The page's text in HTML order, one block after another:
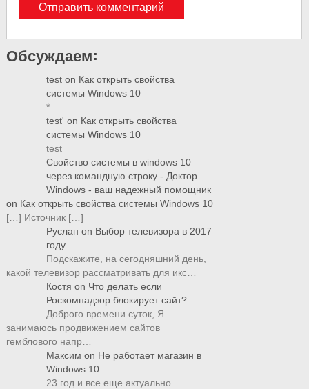
Обсуждаем:
test on Как открыть свойства
системы Windows 10
*
test' on Как открыть свойства
системы Windows 10
test
Свойство системы в windows 10
через командную строку - Доктор
Windows - ваш надежный помощник
on Как открыть свойства системы Windows 10
[…] Источник […]
Руслан on Выбор телевизора в 2017
году
Подскажите, на сегодняшний день,
какой телевизор рассматривать для икс…
Костя on Что делать если
Роскомнадзор блокирует сайт?
Доброго времени суток, Я
занимаюсь продвижением сайтов
гемблового напр…
Максим on Не работает магазин в
Windows 10
23 год и все еще актуально.